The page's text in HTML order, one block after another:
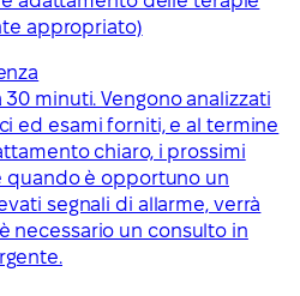
appropriato)
minuti. Vengono analizzati
ed esami forniti, e al termine
chiaro, i prossimi
quando è opportuno un
segnali di allarme, verrà
necessario un consulto in